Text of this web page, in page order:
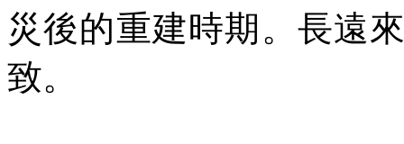
災後的重建時期。長遠
致。